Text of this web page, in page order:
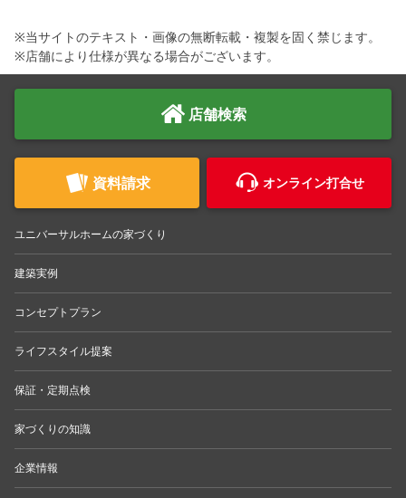
※当サイトのテキスト・画像の無断転載・複製を固く禁じます。
※店舗により仕様が異なる場合がございます。
店舗検索
資料請求 オンライン打合せ
ユニバーサルホームの家づくり
建築実例
コンセプトプラン
ライフスタイル提案
保証・定期点検
家づくりの知識
企業情報